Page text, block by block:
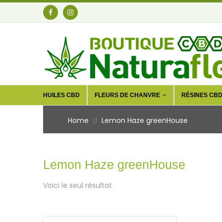
HUILES CBD FLEURS DE CHANVRE RÉSINES CBD
Home // Lemon Haze greenHouse
Lemon Haze greenHouse
Voici le seul résultat